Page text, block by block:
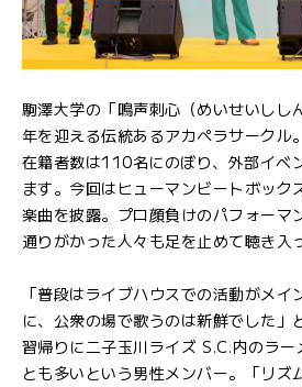
駒澤大学の「鳴声刺心（めいせいしし
年を迎える伝統あるアカペラサークル。
在籍者数は110名にのぼり、外部イベ
ます。今回はヒューマンビートボック
楽曲を披露。プロ顔負けのパフォーマ
通りがかった人々も足を止めて聴き入
「普段はライブハウスでの活動がメイ
に、公衆の場で歌うのは新鮮でした」
習帰りに二子玉川ライズ S.C.内のラー
とも多いという男性メンバー。「リズ